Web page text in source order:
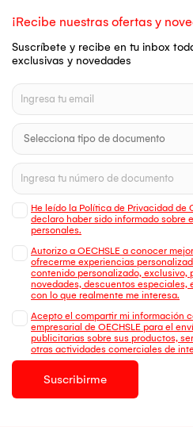
¡Recibe nuestras ofertas y
Suscríbete y recibe en tu inbox
exclusivas y novedades
He leído la Política de Privacidad de
declaro haber sido informado sobre
personales.
Autorizo a OECHSLE a conocer
ofrecerme experiencias
contenido personalizado, exclusivo,
novedades, descuentos especiales,
con lo que realmente me interesa.
Acepto el compartir mi información
empresarial de OECHSLE para el
publicitarias sobre sus productos,
otras actividades comerciales de
Suscribirme